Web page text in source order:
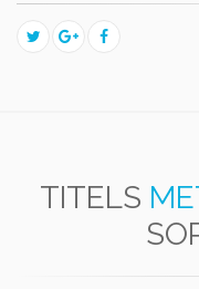
TITELS